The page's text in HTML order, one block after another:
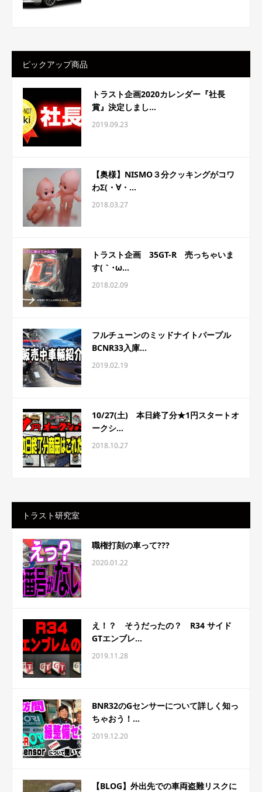
ピックアップ商品
トラスト企画2020カレンダー『社長
賞』決定しまし...
2019.09.23
【奥様】NISMO３分クッキングがコワ
わΣ(・∀・...
2018.03.27
トラスト企画 35GT-R 売っちゃいま
す(｀･ω...
2018.02.09
フルチューンのミッドナイトパープル
BCNR33入庫...
2019.02.19
10/27(土) 本日終了分★1円スタートオ
ークシ...
2018.10.27
トラスト研究室
職権打刻の車って???
2020.01.22
え！？ そうだったの？ R34 サイド
GTエンブレ...
2019.11.28
BNR32のGセンサーについて詳しく知っ
ちゃおう！...
2019.12.20
【BLOG】外出先での車両盗難リスクに